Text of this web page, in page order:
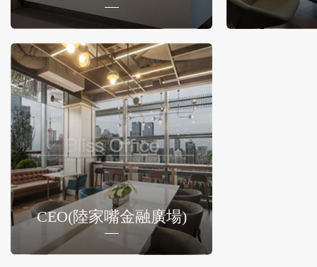
CEO(陸家嘴金融廣場)